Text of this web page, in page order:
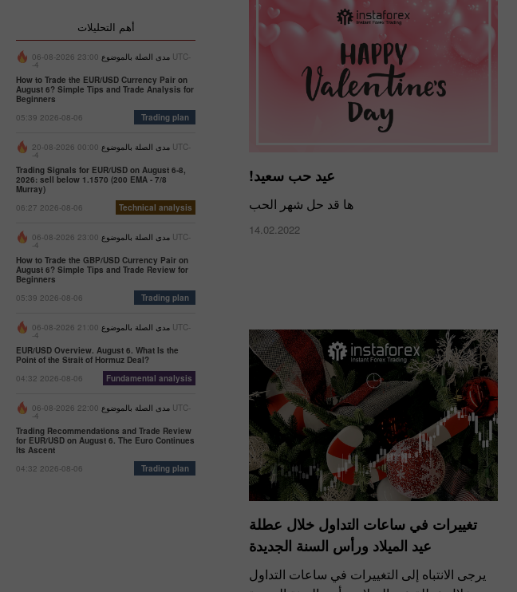
عيد حب سعيد!
ها قد حل شهر الحب
14.02.2022
تغييرات في ساعات التداول خلال عطلة
عيد الميلاد ورأس السنة الجديدة
يرجى الانتباه إلى التغييرات في ساعات التداول
أهم التحليلات
مدى الصلة بالموضوع 23:00 2026-08-06 UTC-
-4
How to Trade the EUR/USD Currency Pair on
August 6? Simple Tips and Trade Analysis for
Beginners
05:39 2026-08-06
Trading plan
مدى الصلة بالموضوع 00:00 2026-08-20 UTC-
-4
Trading Signals for EUR/USD on August 6-8,
2026: sell below 1.1570 (200 EMA - 7/8
Murray)
06:27 2026-08-06
Technical analysis
مدى الصلة بالموضوع 23:00 2026-08-06 UTC-
-4
How to Trade the GBP/USD Currency Pair on
August 6? Simple Tips and Trade Review for
Beginners
05:39 2026-08-06
Trading plan
مدى الصلة بالموضوع 21:00 2026-08-06 UTC-
-4
EUR/USD Overview. August 6. What Is the
Point of the Strait of Hormuz Deal?
04:32 2026-08-06
Fundamental analysis
مدى الصلة بالموضوع 22:00 2026-08-06 UTC-
-4
Trading Recommendations and Trade Review
for EUR/USD on August 6. The Euro Continues
Its Ascent
04:32 2026-08-06
Trading plan